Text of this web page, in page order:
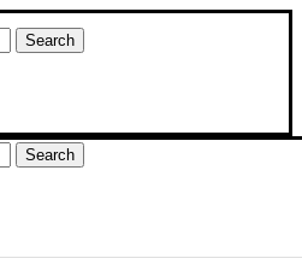
Search
Search